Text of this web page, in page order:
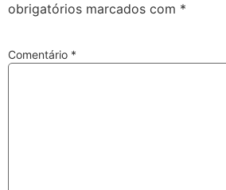
obrigatórios marcados com *
Comentário *
Encontre o pneu correto
Válvulas TPMS